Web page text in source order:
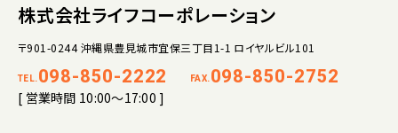
株式会社ライフコーポレーション
〒901-0244 沖縄県豊見城市宜保三丁目1-1 ロイヤルビル101
TEL. 098-850-2222 FAX. 098-850-2752
[ 営業時間 10:00～17:00 ]